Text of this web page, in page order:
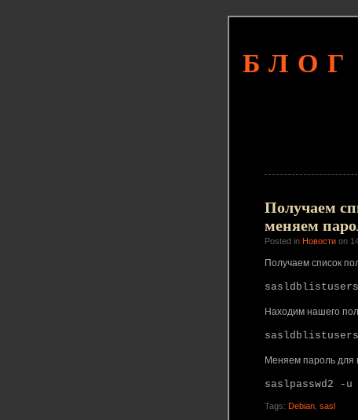
Получаем
меняем
Posted in Новости on
Получаем список
Находим нашего
Меняем пароль для
saslpasswd2 -
Tags: Debian sasl